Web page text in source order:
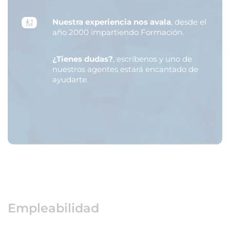
Nuestra experiencia nos avala, desde el
año 2000 impartiendo Formación.
¿Tienes dudas?, escríbenos y uno de
nuestros agentes estará encantado de
ayudarte.
Empleabilidad